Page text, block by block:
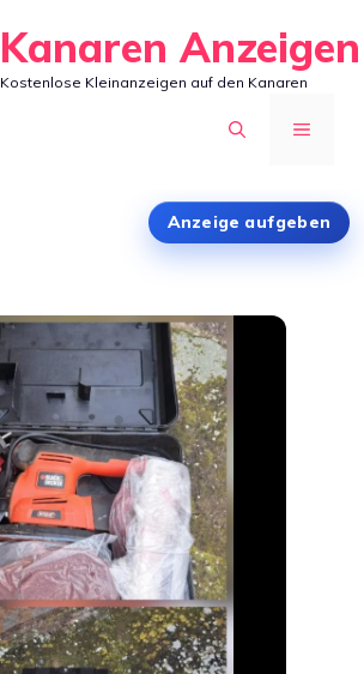
Kanaren Anzeigen
Kostenlose Kleinanzeigen auf den Kanaren
MENÜ
Anzeige aufgeben